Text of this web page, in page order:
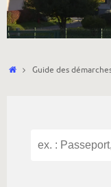
Accueil
Guide des